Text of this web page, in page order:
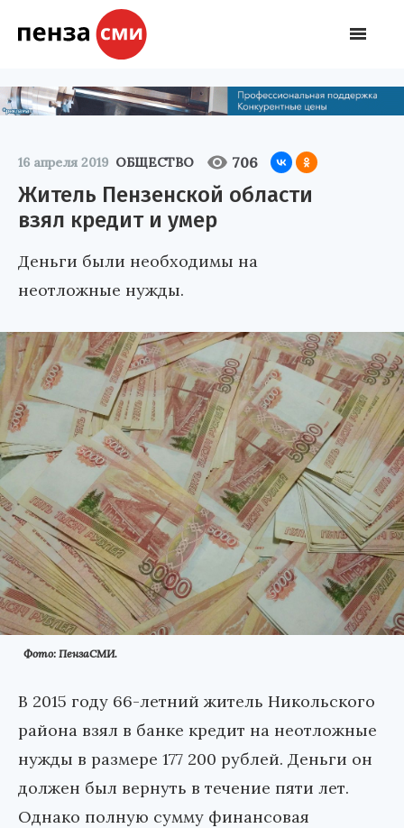
16 апреля 2019 ОБЩЕСТВО 706
Житель Пензенской области
взял кредит и умер
Деньги были необходимы на
неотложные нужды.
Фото: ПензаСМИ.
В 2015 году 66-летний житель Никольского
района взял в банке кредит на неотложные
нужды в размере 177 200 рублей. Деньги он
должен был вернуть в течение пяти лет.
Однако полную сумму финансовая